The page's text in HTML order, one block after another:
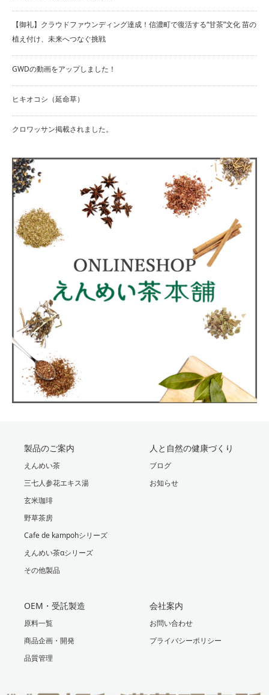
【御礼】クラウドファウンディング達成！信濃町で復活する“甘茶”文化 苗の
植え付け、未来へつなぐ挑戦
GWDの動画をアップしました！
ヒキオコシ（延命草）
クロワッサン掲載されました。
製品のご案内
えんめい茶
三七人参花エキス湯
玄米珈琲
野草茶房
Cafe de kampohシリーズ
えんめい茶αシリーズ
その他製品
人と自然の健康づくり
ブログ
お知らせ
OEM・受託製造
原料一覧
商品企画・開発
品質管理
会社案内
お問い合わせ
プライバシーポリシー